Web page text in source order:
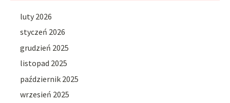
luty 2026
styczeń 2026
grudzień 2025
listopad 2025
październik 2025
wrzesień 2025